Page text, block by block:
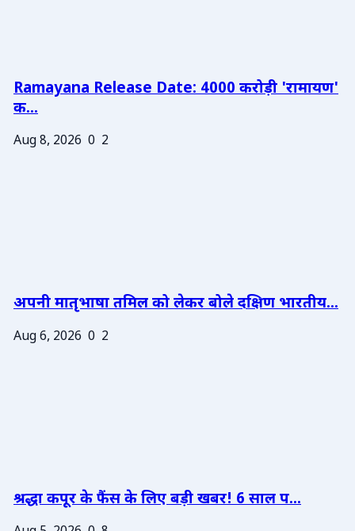
Ramayana Release Date: 4000 करोड़ी 'रामायण'
क...
Aug 8, 2026 0 2
अपनी मातृभाषा तमिल को लेकर बोले दक्षिण भारतीय...
Aug 6, 2026 0 2
श्रद्धा कपूर के फैंस के लिए बड़ी खबर! 6 साल प...